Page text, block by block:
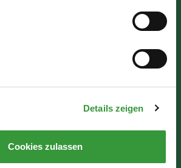
Details zeigen
Cookies zulassen